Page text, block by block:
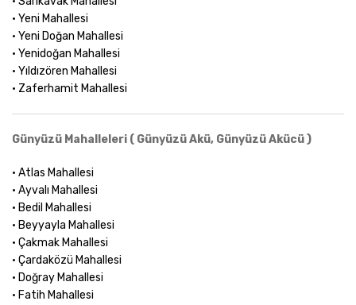
• Yeni Mahallesi
• Yeni Doğan Mahallesi
• Yenidoğan Mahallesi
• Yıldızören Mahallesi
• Zaferhamit Mahallesi
Günyüzü Mahalleleri ( Günyüzü Akü, Günyüzü Akücü )
• Atlas Mahallesi
• Ayvalı Mahallesi
• Bedil Mahallesi
• Beyyayla Mahallesi
• Çakmak Mahallesi
• Çardaközü Mahallesi
• Doğray Mahallesi
• Fatih Mahallesi